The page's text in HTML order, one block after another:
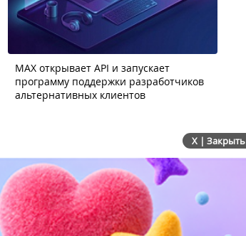
MAX открывает API и запускает
программу поддержки разработчиков
альтернативных клиентов
X | Закрыть